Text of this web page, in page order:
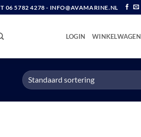
T 06 5782 4278 - INFO@AVAMARINE.NL
LOGIN WINKELWAGEN